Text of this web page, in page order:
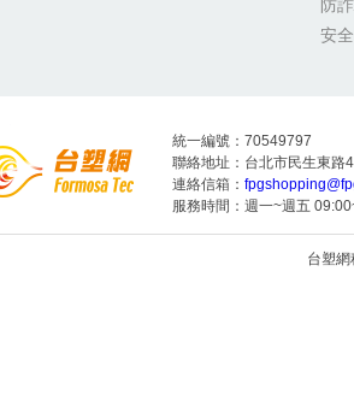
防
安
統一編號：70549797
聯絡地址：台北市民生東路
連絡信箱：
服務時間：週一~週五
台塑